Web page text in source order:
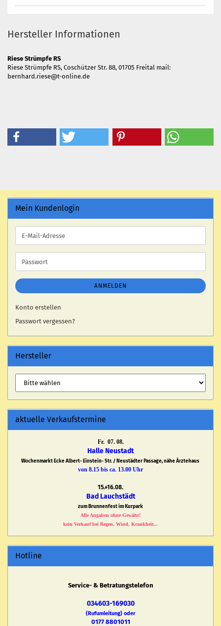
Hersteller Informationen
Riese Strümpfe RS
Riese Strümpfe RS, Coschützer Str. 88, 01705 Freital mail:
bernhard.riese@t-online.de
Mein Kundenlogin
E-
Mail-
Adresse
Passwort
ANMELDEN
Konto erstellen
Passwort vergessen?
Hersteller
aktuelle Verkaufstermine
Fr. 07. 08.
Halle Neustadt
Wochenmarkt Ecke Albert- Einstein- Str. / Neustädter Passage, nähe Ärztehaus
von 8.15 bis ca. 13.00 Uhr
15.+16.08.
Bad Lauchstädt
zum Brunnenfest im Kurpark
Alle Angaben ohne Gewähr!
kein Verkauf bei Regen, Wind, Krankheit...
Hotline
Service- & Betratungstelefon
034603-169030
(Rufumleitung) oder
0177 8801011